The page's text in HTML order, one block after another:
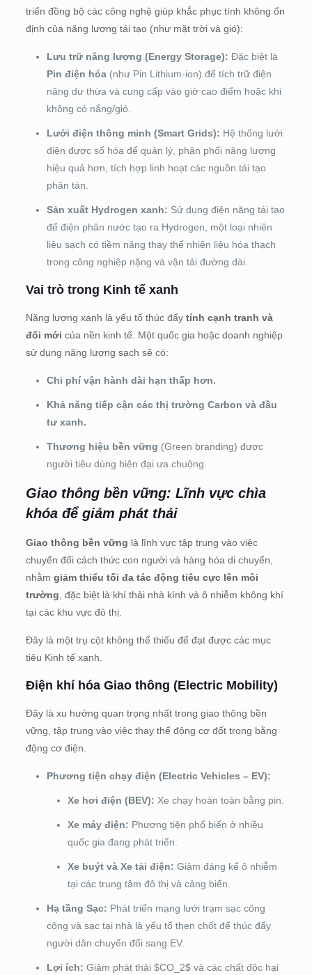
triển đồng bộ các công nghệ giúp khắc phục tính không ổn
định của năng lượng tái tạo (như mặt trời và gió):
Lưu trữ năng lượng (Energy Storage): Đặc biệt là
Pin điện hóa(như Pin Lithium-ion) để tích trữ điện
năng dư thừa và cung cấp vào giờ cao điểm hoặc khi
không có nắng/gió.
Lưới điện thông minh (Smart Grids): Hệ thống lưới
điện được số hóa để quản lý, phân phối năng lượng
hiệu quả hơn, tích hợp linh hoạt các nguồn tái tạo
phân tán.
Sản xuất Hydrogen xanh: Sử dụng điện năng tái tạo
để điện phân nước tạo ra Hydrogen, một loại nhiên
liệu sạch có tiềm năng thay thế nhiên liệu hóa thạch
trong công nghiệp nặng và vận tải đường dài.
Vai trò trong Kinh tế xanh
Năng lượng xanh là yếu tố thúc đẩy tính cạnh tranh và
đổi mới của nền kinh tế. Một quốc gia hoặc doanh nghiệp
sử dụng năng lượng sạch sẽ có:
Chi phí vận hành dài hạn thấp hơn.
Khả năng tiếp cận các thị trường Carbon và đầu
tư xanh.
Thương hiệu bền vững (Green branding) được
người tiêu dùng hiện đại ưa chuộng.
Giao thông bền vững: Lĩnh vực chìa
khóa để giảm phát thải
Giao thông bền vững là lĩnh vực tập trung vào việc
chuyển đổi cách thức con người và hàng hóa di chuyển,
nhằm giảm thiểu tối đa tác động tiêu cực lên môi
trường , đặc biệt là khí thải nhà kính và ô nhiễm không khí
tại các khu vực đô thị.
Đây là một trụ cột không thể thiếu để đạt được các mục
tiêu Kinh tế xanh.
Điện khí hóa Giao thông (Electric Mobility)
Đây là xu hướng quan trọng nhất trong giao thông bền
vững, tập trung vào việc thay thế động cơ đốt trong bằng
động cơ điện.
Phương tiện chạy điện (Electric Vehicles – EV):
Xe hơi điện (BEV): Xe chạy hoàn toàn bằng pin.
Xe máy điện: Phương tiện phổ biến ở nhiều
quốc gia đang phát triển.
Xe buýt và Xe tải điện: Giảm đáng kể ô nhiễm
tại các trung tâm đô thị và cảng biển.
Hạ tầng Sạc: Phát triển mạng lưới trạm sạc công
cộng và sạc tại nhà là yếu tố then chốt để thúc đẩy
người dân chuyển đổi sang EV.
Lợi ích: Giảm phát thải $CO_2$ và các chất độc hại